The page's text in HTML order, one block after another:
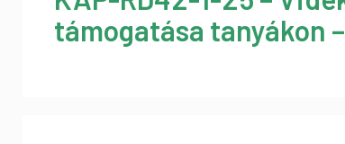
támogatása tanyákon